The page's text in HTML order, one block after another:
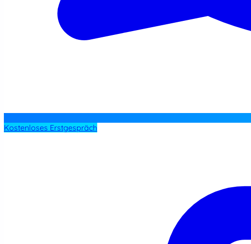
Kostenloses Erstgespräch